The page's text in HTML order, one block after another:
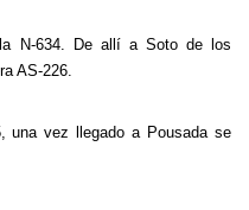
N-634. De allí a Soto de los
AS-226.
una vez llegado a Pousada se